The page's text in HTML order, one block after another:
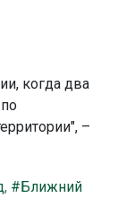
когда два
–
, #Ближний